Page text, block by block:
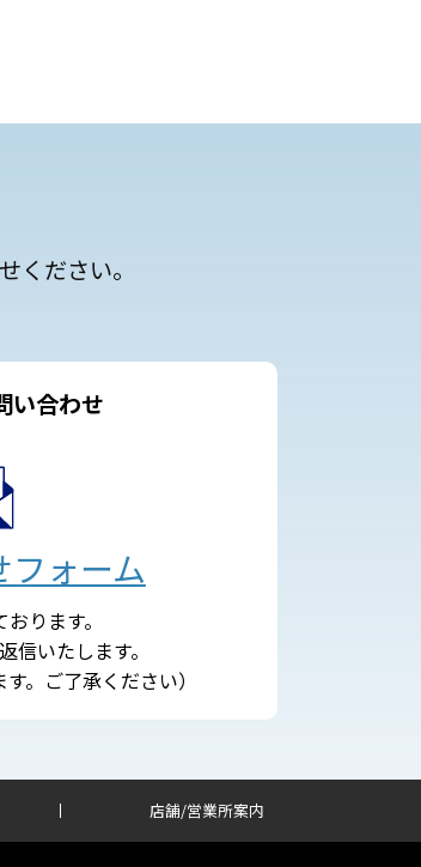
ください。
い合わせ
フォーム
ります。
信いたします。
。ご了承ください）
店舗/営業所案内